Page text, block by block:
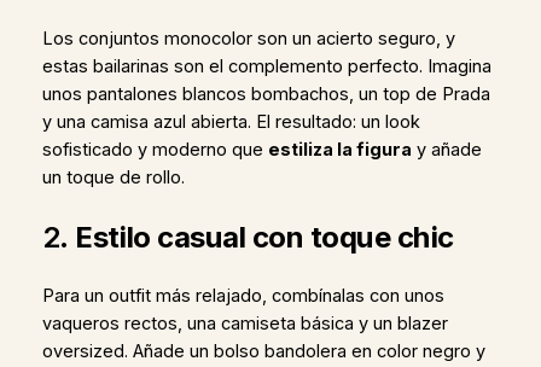
Los conjuntos monocolor son un acierto seguro, y
estas bailarinas son el complemento perfecto. Imagina
unos pantalones blancos bombachos, un top de Prada
y una camisa azul abierta. El resultado: un look
sofisticado y moderno que estiliza la figura y añade
un toque de rollo.
2. Estilo casual con toque chic
Para un outfit más relajado, combínalas con unos
vaqueros rectos, una camiseta básica y un blazer
oversized. Añade un bolso bandolera en color negro y